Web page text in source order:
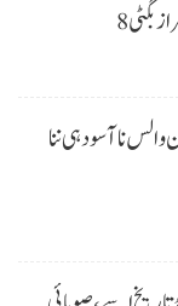
بگٹی
الس نا آسودہی ننا